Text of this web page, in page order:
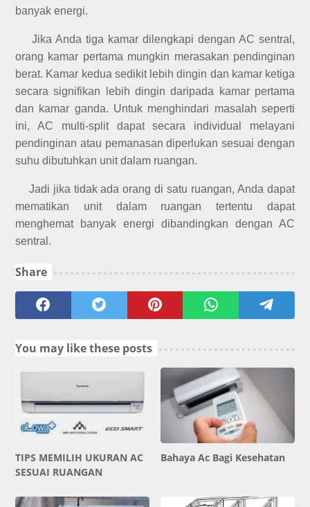
banyak energi.
Jika Anda tiga kamar dilengkapi dengan AC sentral,
orang kamar pertama mungkin merasakan pendinginan
berat. Kamar kedua sedikit lebih dingin dan kamar ketiga
secara signifikan lebih dingin daripada kamar pertama
dan kamar ganda. Untuk menghindari masalah seperti
ini, AC multi-split dapat secara individual melayani
pendinginan atau pemanasan diperlukan sesuai dengan
suhu dibutuhkan unit dalam ruangan.
Jadi jika tidak ada orang di satu ruangan, Anda dapat
mematikan unit dalam ruangan tertentu dapat
menghemat banyak energi dibandingkan dengan AC
sentral.
Share
You may like these posts
TIPS MEMILIH UKURAN AC
SESUAI RUANGAN
Bahaya Ac Bagi Kesehatan